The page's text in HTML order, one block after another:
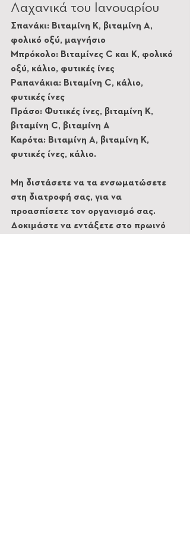
Λαχανικά του Ιανουαρίου
Σπανάκι: Βιταμίνη K, βιταμίνη A,
φολικό οξύ, μαγνήσιο
Μπρόκολο: Βιταμίνες C και K, φολικό
οξύ, κάλιο, φυτικές ίνες
Ραπανάκια: Βιταμίνη C, κάλιο,
φυτικές ίνες
Πράσο: Φυτικές ίνες, βιταμίνη K,
βιταμίνη C, βιταμίνη A
Καρότα: Βιταμίνη A, βιταμίνη K,
φυτικές ίνες, κάλιο.
Μη διστάσετε να τα ενσωματώσετε
στη διατροφή σας, για να
προασπίσετε τον οργανισμό σας.
Δοκιμάστε να εντάξετε στο πρωινό